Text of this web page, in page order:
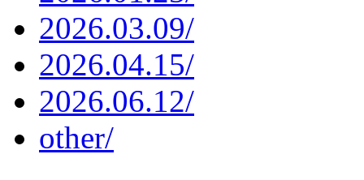
2026.03.09/
2026.04.15/
2026.06.12/
other/